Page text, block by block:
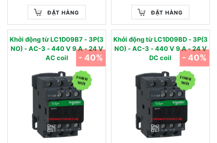
ĐẶT HÀNG ĐẶT HÀNG
Khởi động từ LC1D09B7 - 3P(3
NO) - AC-3 - 440 V 9 A - 24 V
AC coil
- 40%
Khởi động từ LC1D09BD - 3P(3
NO) - AC-3 - 440 V 9 A - 24 V
DC coil
- 40%